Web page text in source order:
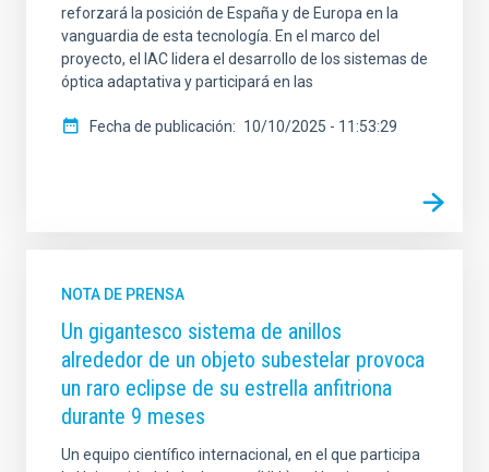
reforzará la posición de España y de Europa en la
vanguardia de esta tecnología. En el marco del
proyecto, el IAC lidera el desarrollo de los sistemas de
óptica adaptativa y participará en las
Fecha de publicación 10/10/2025 - 11:53:29
NOTA DE PRENSA
Un gigantesco sistema de anillos
alrededor de un objeto subestelar provoca
un raro eclipse de su estrella anfitriona
durante 9 meses
Un equipo científico internacional, en el que participa